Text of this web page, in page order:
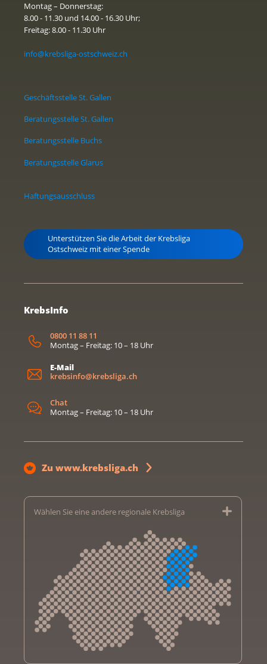
Montag – Donnerstag:
8.00 - 11.30 und 14.00 - 16.30 Uhr;
Freitag: 8.00 - 11.30 Uhr
info@krebsliga-ostschweiz.ch
Geschäftsstelle St. Gallen
Beratungsstelle St. Gallen
Beratungsstelle Buchs
Beratungsstelle Glarus
Haftungsausschluss
Unterstützen Sie die Arbeit der Krebsliga
Ostschweiz mit einer Spende
KrebsInfo
0800 11 88 11
Montag – Freitag: 10 – 18 Uhr
E-Mail
krebsinfo@krebsliga.ch
Chat
Montag – Freitag: 10 – 18 Uhr
Zu www.krebsliga.ch
Wählen Sie eine andere regionale Krebsliga